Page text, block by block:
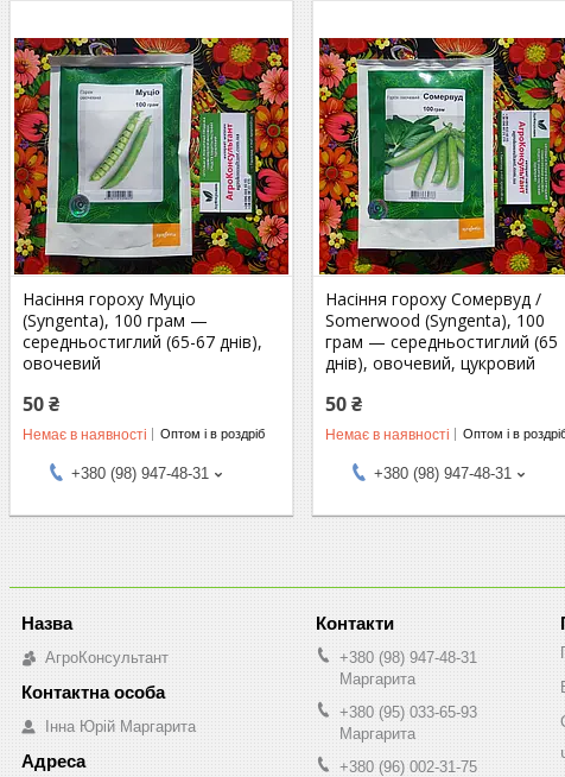
Насіння гороху Муціо
(Syngenta), 100 грам —
середньостиглий (65-67 днів),
овочевий
50 ₴
Немає в наявності Оптом і в роздріб
+380 (98) 947-48-31
Насіння гороху Сомервуд /
Somerwood (Syngenta), 100
грам — середньостиглий (65
днів), овочевий, цукровий
50 ₴
Немає в наявності Оптом і в
+380 (98) 947-48-31
АгроКонсультант
Інна Юрій Маргарита
+380 (98) 947-48-31
Маргарита
+380 (95) 033-65-93
Маргарита
+380 (96) 002-31-75